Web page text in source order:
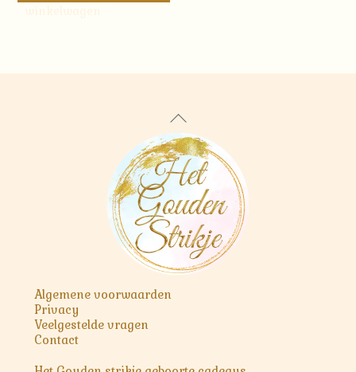
Back
To
Top
Algemene voorwaarden
Privacy
Veelgestelde vragen
Contact